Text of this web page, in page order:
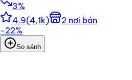
3%
4.9(4,1k) 2 nơi bán
−22%
So sánh